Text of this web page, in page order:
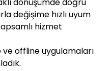
değişime hızlı uyum
hizmet
ve offline uygulamaları